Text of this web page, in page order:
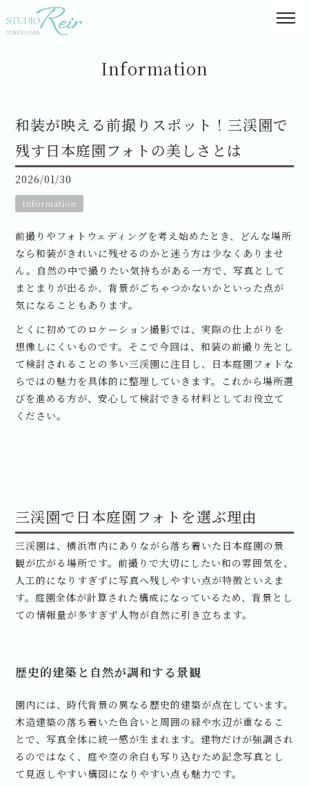
Information
和装が映える前撮りスポット！三渓園で
残す日本庭園フォトの美しさとは
2026/01/30
Information
前撮りやフォトウェディングを考え始めたとき、どんな場所
なら和装がきれいに残せるのかと迷う方は少なくありませ
ん。自然の中で撮りたい気持ちがある一方で、写真として
まとまりが出るか、背景がごちゃつかないかといった点が
気になることもあります。
とくに初めてのロケーション撮影では、実際の仕上がりを
想像しにくいものです。そこで今回は、和装の前撮り先とし
て検討されることの多い三渓園に注目し、日本庭園フォトな
らではの魅力を具体的に整理していきます。これから場所選
びを進める方が、安心して検討できる材料としてお役立て
ください。
三渓園で日本庭園フォトを選ぶ理由
三渓園は、横浜市内にありながら落ち着いた日本庭園の景
観が広がる場所です。前撮りで大切にしたい和の雰囲気を、
人工的になりすぎずに写真へ残しやすい点が特徴といえま
す。庭園全体が計算された構成になっているため、背景とし
ての情報量が多すぎず人物が自然に引き立ちます。
歴史的建築と自然が調和する景観
園内には、時代背景の異なる歴史的建築が点在しています。
木造建築の落ち着いた色合いと周囲の緑や水辺が重なるこ
とで、写真全体に統一感が生まれます。建物だけが強調され
るのではなく、庭や空の余白も写り込むため記念写真とし
て見返しやすい構図になりやすい点も魅力です。